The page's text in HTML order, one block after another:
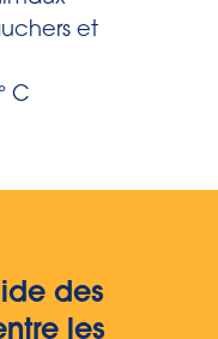
et
C
des
les